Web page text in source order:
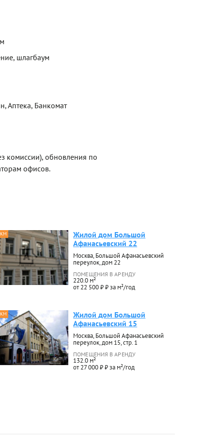
шлагбаум
Аптека, Банкомат
комиссии), обновления по
офисов.
Жилой дом Большой
Афанасьевский 22
Москва, Большой Афанасьевский
переулок, дом 22
ПОМЕЩЕНИЯ В АРЕНДУ
220.0 м²
от 22 500 ₽ ₽ за м²/год
Жилой дом Большой
Афанасьевский 15
Москва, Большой Афанасьевский
переулок, дом 15, стр. 1
ПОМЕЩЕНИЯ В АРЕНДУ
132.0 м²
от 27 000 ₽ ₽ за м²/год